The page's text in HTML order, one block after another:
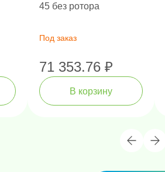
45 без ротора
Под заказ
71 353.76 ₽
В корзину